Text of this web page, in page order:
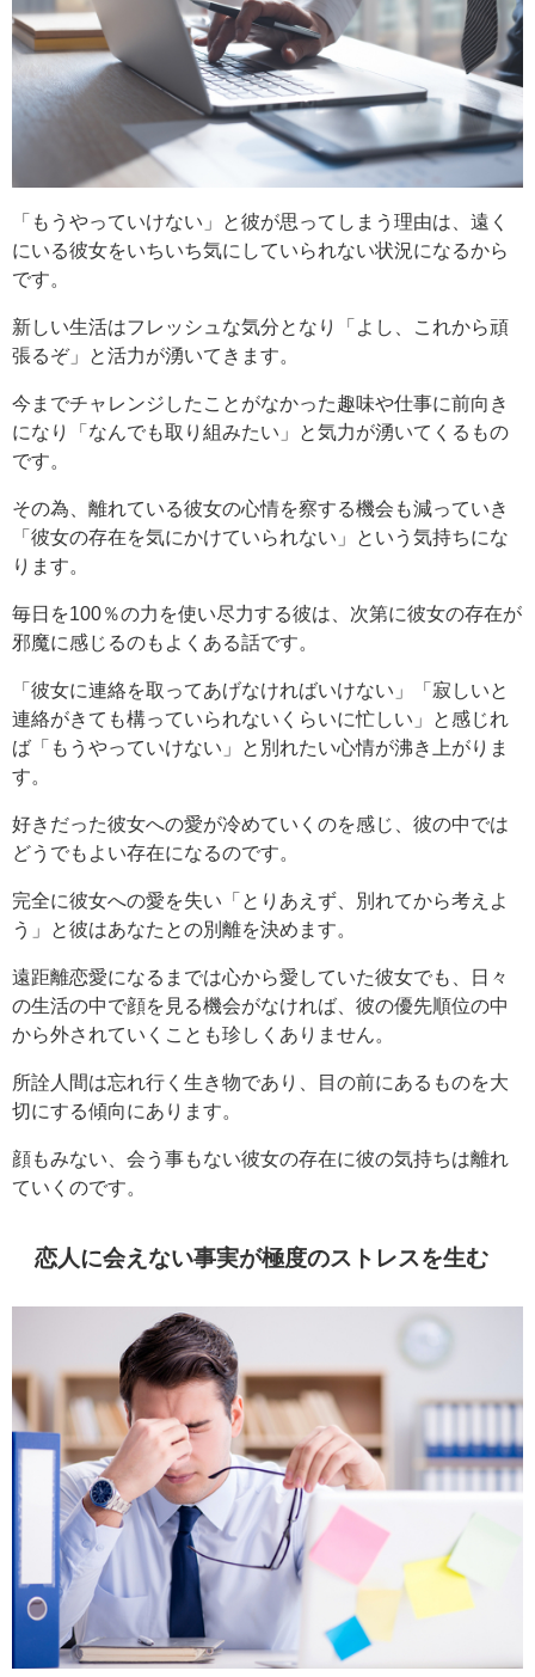
「もうやっていけない」と彼が思ってしまう理由は、遠く
にいる彼女をいちいち気にしていられない状況になるから
です。
新しい生活はフレッシュな気分となり「よし、これから頑
張るぞ」と活力が湧いてきます。
今までチャレンジしたことがなかった趣味や仕事に前向き
になり「なんでも取り組みたい」と気力が湧いてくるもの
です。
その為、離れている彼女の心情を察する機会も減っていき
「彼女の存在を気にかけていられない」という気持ちにな
ります。
毎日を100％の力を使い尽力する彼は、次第に彼女の存在が
邪魔に感じるのもよくある話です。
「彼女に連絡を取ってあげなければいけない」「寂しいと
連絡がきても構っていられないくらいに忙しい」と感じれ
ば「もうやっていけない」と別れたい心情が沸き上がりま
す。
好きだった彼女への愛が冷めていくのを感じ、彼の中では
どうでもよい存在になるのです。
完全に彼女への愛を失い「とりあえず、別れてから考えよ
う」と彼はあなたとの別離を決めます。
遠距離恋愛になるまでは心から愛していた彼女でも、日々
の生活の中で顔を見る機会がなければ、彼の優先順位の中
から外されていくことも珍しくありません。
所詮人間は忘れ行く生き物であり、目の前にあるものを大
切にする傾向にあります。
顔もみない、会う事もない彼女の存在に彼の気持ちは離れ
ていくのです。
恋人に会えない事実が極度のストレスを生む